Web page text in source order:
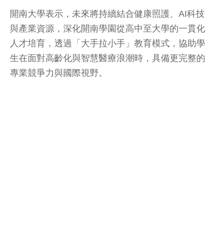
開南大學表示，未來將持續結合健康照護、AI科技
與產業資源，深化開南學園從高中至大學的一貫化
人才培育，透過「大手拉小手」教育模式，協助學
生在面對高齡化與智慧醫療浪潮時，具備更完整的
專業競爭力與國際視野。